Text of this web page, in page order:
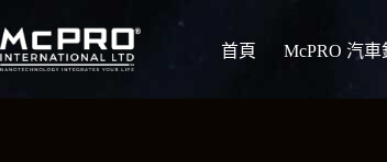
至
主
首頁 McPRO 汽